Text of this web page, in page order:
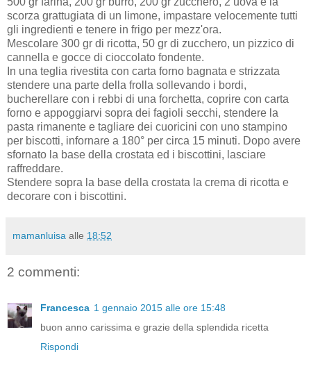
scorza grattugiata di un limone, impastare velocemente tutti
gli ingredienti e tenere in frigo per mezz'ora.
Mescolare 300 gr di ricotta, 50 gr di zucchero, un pizzico di
cannella e gocce di cioccolato fondente.
In una teglia rivestita con carta forno bagnata e strizzata
stendere una parte della frolla sollevando i bordi,
bucherellare con i rebbi di una forchetta, coprire con carta
forno e appoggiarvi sopra dei fagioli secchi, stendere la
pasta rimanente e tagliare dei cuoricini con uno stampino
per biscotti, infornare a 180° per circa 15 minuti. Dopo avere
sfornato la base della crostata ed i biscottini, lasciare
raffreddare.
Stendere sopra la base della crostata la crema di ricotta e
decorare con i biscottini.
mamanluisa alle 18:52
2 commenti:
Francesca 1 gennaio 2015 alle ore 15:48
buon anno carissima e grazie della splendida ricetta
Rispondi